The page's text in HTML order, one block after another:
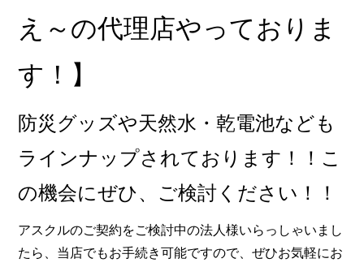
え～の代理店やっておりま
す！】
防災グッズや天然水・乾電池なども
ラインナップされております！！こ
の機会にぜひ、ご検討ください！！
アスクルのご契約をご検討中の法人様いらっしゃいまし
たら、当店でもお手続き可能ですので、ぜひお気軽にお